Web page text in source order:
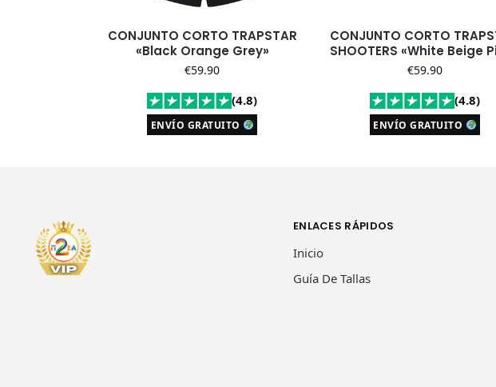
CONJUNTO CORTO TRAPSTAR
«Black Orange Grey»
€59.90
(4.8)
ENVÍO GRATUITO
CONJUNTO CORTO
SHOOTERS «White Beige
€59.90
(4.8)
ENVÍO GRATUITO
ENLACES RÁPIDOS
Inicio
Guía De Tallas